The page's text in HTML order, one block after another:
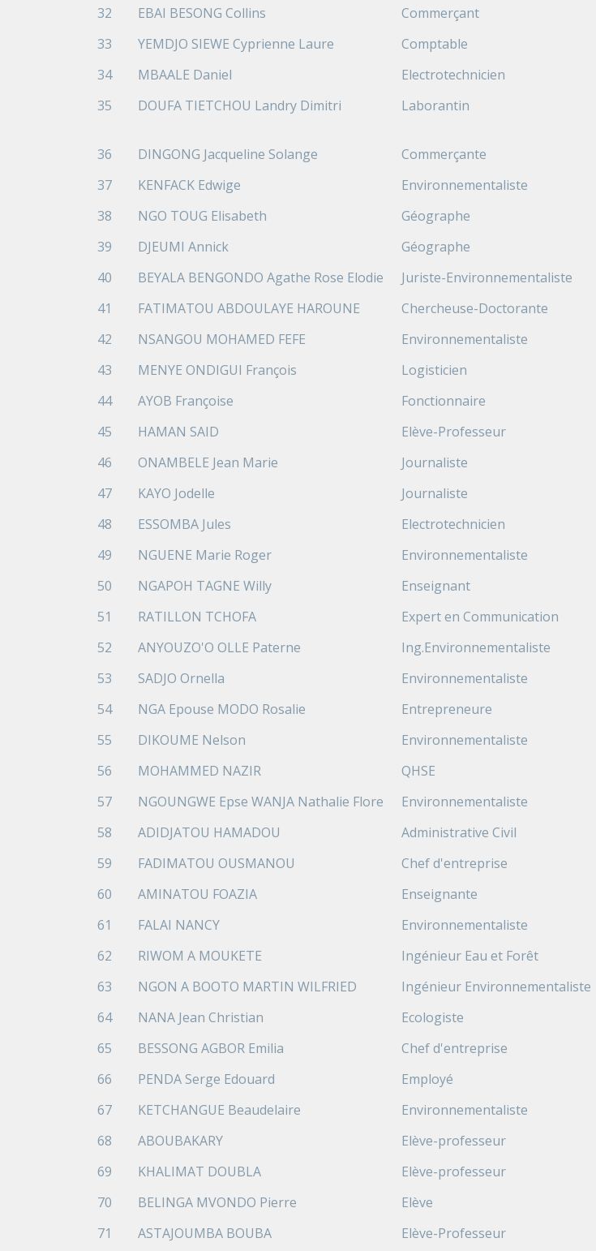
32
EBAI BESONG Collins Commerçant
33
YEMDJO SIEWE Cyprienne Laure Comptable
34
MBAALE Daniel Electrotechnicien
35
DOUFA TIETCHOU Landry Dimitri Laborantin
36
DINGONG Jacqueline Solange Commerçante
37
KENFACK Edwige Environnementaliste
38
NGO TOUG Elisabeth Géographe
39
DJEUMI Annick Géographe
40
BEYALA BENGONDO Agathe Rose Elodie Juriste-Environnementaliste
41
FATIMATOU ABDOULAYE HAROUNE Chercheuse-Doctorante
42
NSANGOU MOHAMED FEFE Environnementaliste
43
MENYE ONDIGUI François Logisticien
44
AYOB Françoise Fonctionnaire
45
HAMAN SAID Elève-Professeur
46
ONAMBELE Jean Marie Journaliste
47
KAYO Jodelle Journaliste
48
ESSOMBA Jules Electrotechnicien
49
NGUENE Marie Roger Environnementaliste
50
NGAPOH TAGNE Willy Enseignant
51
RATILLON TCHOFA Expert en Communication
52
ANYOUZO'O OLLE Paterne Ing.Environnementaliste
53
SADJO Ornella Environnementaliste
54
NGA Epouse MODO Rosalie Entrepreneure
55
DIKOUME Nelson Environnementaliste
56
MOHAMMED NAZIR QHSE
57
NGOUNGWE Epse WANJA Nathalie Flore Environnementaliste
58
ADIDJATOU HAMADOU Administrative Civil
59
FADIMATOU OUSMANOU Chef d'entreprise
60
AMINATOU FOAZIA Enseignante
61
FALAI NANCY Environnementaliste
62
RIWOM A MOUKETE Ingénieur Eau et Forêt
63
NGON A BOOTO MARTIN WILFRIED Ingénieur Environnementaliste
64
NANA Jean Christian Ecologiste
65
BESSONG AGBOR Emilia Chef d'entreprise
66
PENDA Serge Edouard Employé
67
KETCHANGUE Beaudelaire Environnementaliste
68
ABOUBAKARY Elève-professeur
69
KHALIMAT DOUBLA Elève-professeur
70
BELINGA MVONDO Pierre Elève
71
ASTAJOUMBA BOUBA Elève-Professeur